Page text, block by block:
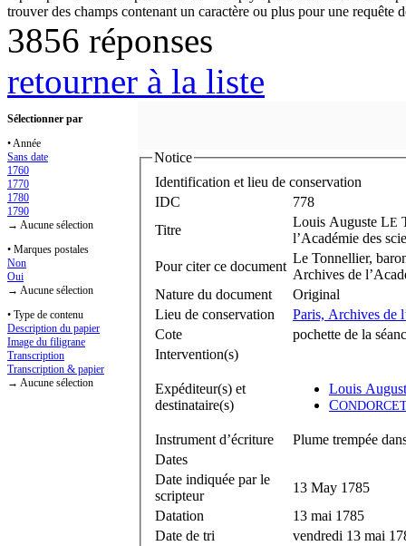
3856 réponses
retourner à la liste
Sélectionner par
• Année
Sans date
1760
1770
1780
1790
→ Aucune sélection
• Marques postales
Non
Oui
→ Aucune sélection
• Type de contenu
Description du papier
Image du filigrane
Transcription
Transcription & papier
→ Aucune sélection
Notice
Identification et lieu de conservation
IDC
778
Titre
Louis Auguste LE
l’Académie des
Pour citer ce document
Le Tonnellier,
Archives de
Nature du document
Original
Lieu de conservation
Paris, Archives de
Cote
pochette de la
Intervention(s)
Expéditeur(s) et
destinataire(s)
Louis
C
Instrument d’écriture
Plume trempée
Dates
Date indiquée par le
scripteur
13 May 1785
Datation
13 mai 1785
Date de tri
vendredi 13 mai